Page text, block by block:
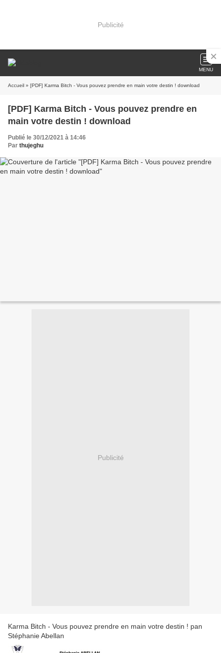
Publicité
MENU
Accueil » [PDF] Karma Bitch - Vous pouvez prendre en main votre destin ! download
[PDF] Karma Bitch - Vous pouvez prendre en
main votre destin ! download
Publié le 30/12/2021 à 14:46
Par thujeghu
Publicité
Karma Bitch - Vous pouvez prendre en main votre destin ! pan
Stéphanie Abellan